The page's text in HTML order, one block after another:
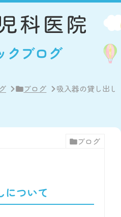
クブログ
ブログ 吸入器の貸し出し
ブログ
について